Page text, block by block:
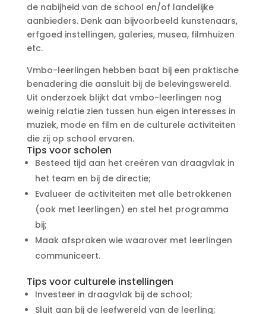
de nabijheid van de school en/of landelijke
aanbieders. Denk aan bijvoorbeeld kunstenaars,
erfgoed instellingen, galeries, musea, filmhuizen
etc.
Vmbo-leerlingen hebben baat bij een praktische
benadering die aansluit bij de belevingswereld.
Uit onderzoek blijkt dat vmbo-leerlingen nog
weinig relatie zien tussen hun eigen interesses in
muziek, mode en film en de culturele activiteiten
die zij op school ervaren.
Tips voor scholen
Besteed tijd aan het creëren van draagvlak in
het team en bij de directie;
Evalueer de activiteiten met alle betrokkenen
(ook met leerlingen) en stel het programma
bij;
Maak afspraken wie waarover met leerlingen
communiceert.
Tips voor culturele instellingen
Investeer in draagvlak bij de school;
Sluit aan bij de leefwereld van de leerling;